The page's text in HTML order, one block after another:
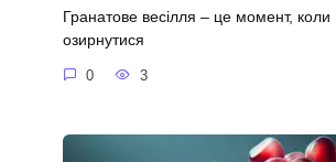
Гранатове весілля – це момент,
озирнутися
0 3